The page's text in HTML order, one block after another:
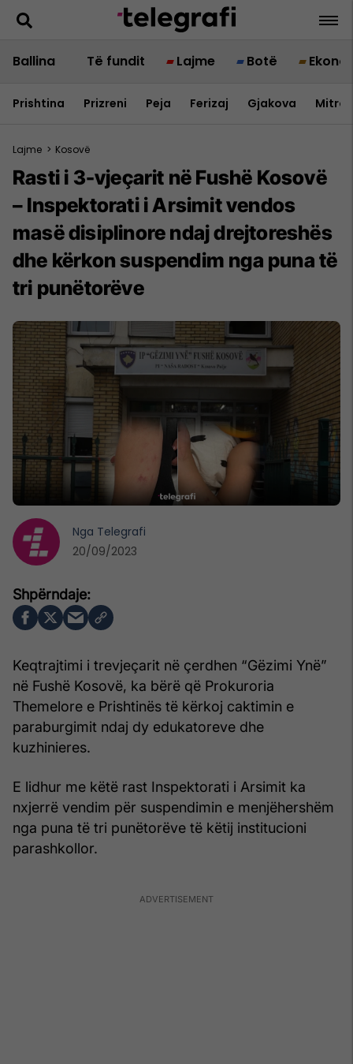
Ballina Të fundit Lajme Botë
Prishtina Prizreni Peja Ferizaj Gjakova
Lajme > Kosovë
Rasti i 3-vjeçarit në Fushë Kosovë
– Inspektorati i Arsimit vendos
masë disiplinore ndaj drejtoreshës
dhe kërkon suspendim nga puna të
tri punëtorëve
Keqtrajtimi i trevjeçarit në çerdhen “Gëzimi Ynë”
në Fushë Kosovë, ka bërë që Prokuroria
Themelore e Prishtinës të kërkoj caktimin e
paraburgimit ndaj dy edukatoreve dhe
kuzhinieres.
E lidhur me këtë rast Inspektorati i Arsimit ka
nxjerrë vendim për suspendimin e menjëhershëm
nga puna të tri punëtorëve të këtij institucioni
parashkollor.
Nga Telegrafi
20/09/2023